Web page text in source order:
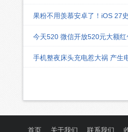
果粉不用羡慕安卓了！iOS 27
今天520 微信开放520元大额
手机整夜床头充电惹大祸 产生
首页 关于我们 联系我们